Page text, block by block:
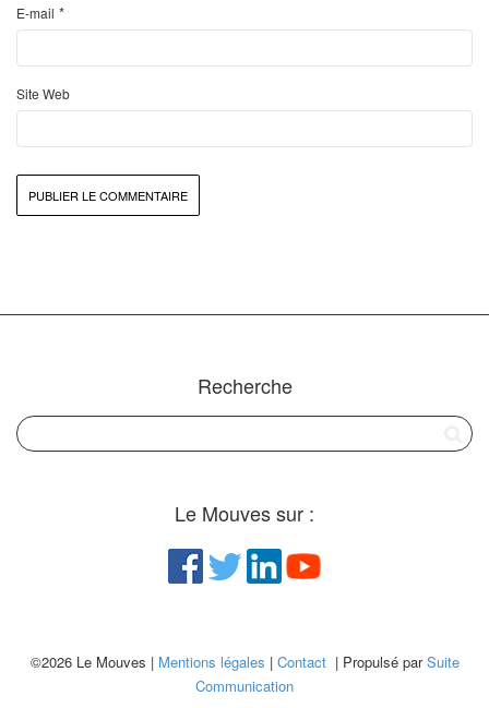
E-mail *
Site Web
Recherche
Le Mouves sur :
©2026 Le Mouves | Mentions légales | Contact| Propulsé parSuite
Communication